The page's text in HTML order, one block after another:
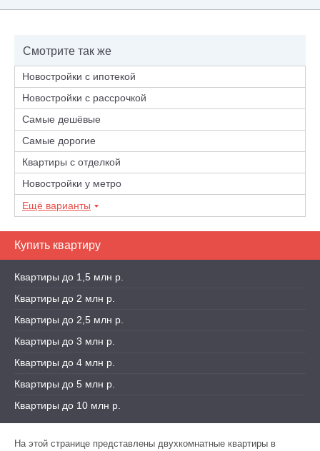
Смотрите так же
Новостройки с ипотекой
Новостройки с рассрочкой
Самые дешёвые
Самые дорогие
Квартиры с отделкой
Новостройки у метро
Ещё варианты
Купить квартиру
Квартиры до 1,5 млн р.
Квартиры до 2 млн р.
Квартиры до 2,5 млн р.
Квартиры до 3 млн р.
Квартиры до 4 млн р.
Квартиры до 5 млн р.
Квартиры до 10 млн р.
На этой странице представлены двухкомнатные квартиры в